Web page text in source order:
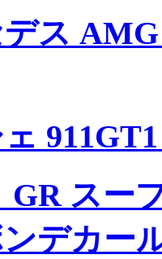
ス
GR スー
デカー